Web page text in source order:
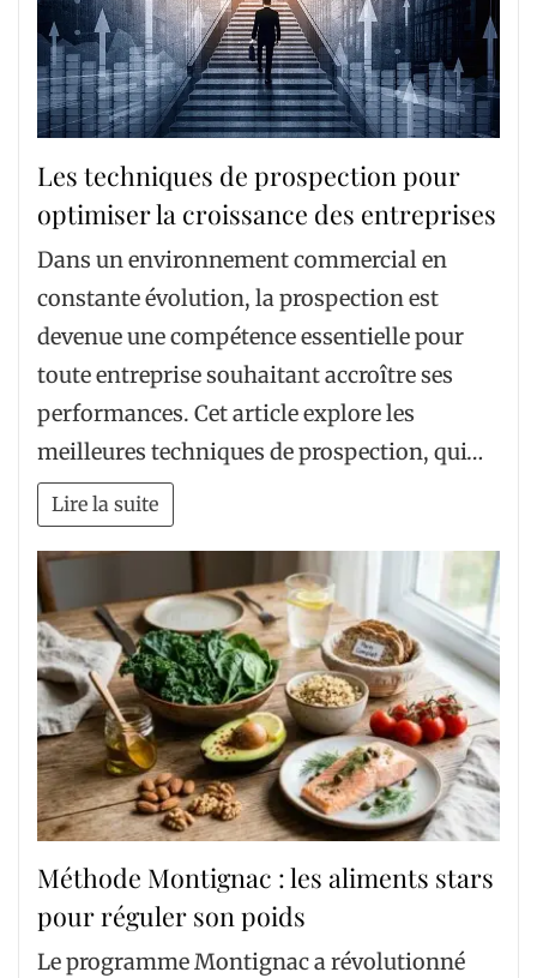
Les techniques de prospection pour
optimiser la croissance des entreprises
Dans un environnement commercial en
constante évolution, la prospection est
devenue une compétence essentielle pour
toute entreprise souhaitant accroître ses
performances. Cet article explore les
meilleures techniques de prospection, qui…
Lire la suite
Méthode Montignac : les aliments stars
pour réguler son poids
Le programme Montignac a révolutionné